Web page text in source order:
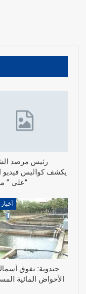
رئيس مرصد
يكشف كواليس فيديو
على ” مخلوف”
جندوبة: نفوق
الأحواض المائية